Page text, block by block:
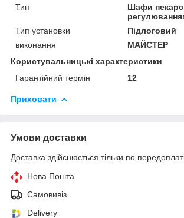
Тип
Шафи
Тип установки
Підлоговий
виконання
МАЙСТЕР
Користувальницькі характеристики
Гарантійний термін
12
Приховати
Умови доставки
Доставка здійснюється тільки по
Нова Пошта
Самовивіз
Delivery